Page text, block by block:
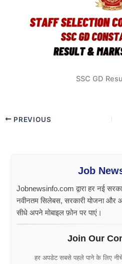
SSC GD
PREVIOUS
Job
Jobnewsinfo.com द्वारा हर नई
नवीनतम सिलेबस, सरकारी योजना
सीधे अपने मोबाइल फ़ोन पर पाएं।
Join Our
हर अपडेट सबसे पहले पाने के लिए